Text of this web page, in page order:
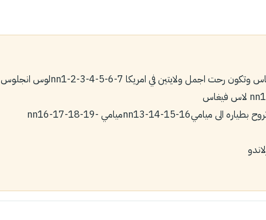
تجمع بين كالفورنيا وفلوريدا وتضيف فيغاس وتكون رحت اجمل ولايتين في امريكا nn1-2-3-4-5-6-7لوس انجلوس
وبعدها تسلم السياره في مطار فيغاس وتروح بطياره الى مياميnn13-14-15-16ميامي nn16-17-18-19-